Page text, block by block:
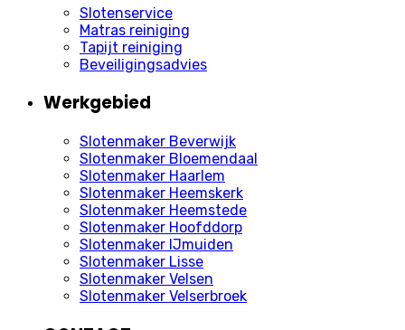
Slotenservice
Matras reiniging
Tapijt reiniging
Beveiligingsadvies
Werkgebied
Slotenmaker Beverwijk
Slotenmaker Bloemendaal
Slotenmaker Haarlem
Slotenmaker Heemskerk
Slotenmaker Heemstede
Slotenmaker Hoofddorp
Slotenmaker IJmuiden
Slotenmaker Lisse
Slotenmaker Velsen
Slotenmaker Velserbroek